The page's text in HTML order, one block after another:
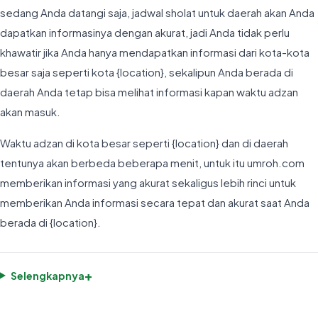
sedang Anda datangi saja, jadwal sholat untuk daerah akan Anda
dapatkan informasinya dengan akurat, jadi Anda tidak perlu
khawatir jika Anda hanya mendapatkan informasi dari kota-kota
besar saja seperti kota {location}, sekalipun Anda berada di
daerah Anda tetap bisa melihat informasi kapan waktu adzan
akan masuk.
Waktu adzan di kota besar seperti {location} dan di daerah
tentunya akan berbeda beberapa menit, untuk itu umroh.com
memberikan informasi yang akurat sekaligus lebih rinci untuk
memberikan Anda informasi secara tepat dan akurat saat Anda
berada di {location}.
Selengkapnya+